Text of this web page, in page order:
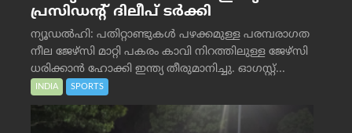
പ്രസിഡന്റ് ദിലീപ് ടര്‍ക്കി
ന്യൂഡൽഹി: പതിറ്റാണ്ടുകൾ പഴക്കമുള്ള പരമ്പരാഗത
നീല ജേഴ്‌സി മാറ്റി പകരം കാവി നിറത്തിലുള്ള ജേഴ്‌സി
ധരിക്കാൻ ഹോക്കി ഇന്ത്യ തീരുമാനിച്ചു. ഓഗസ്റ്റ്...
INDIA SPORTS